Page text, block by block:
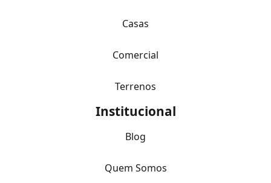
Casas
Comercial
Terrenos
Institucional
Blog
Quem Somos